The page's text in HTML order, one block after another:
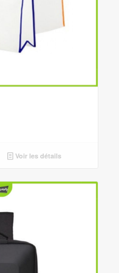
Voir les détails